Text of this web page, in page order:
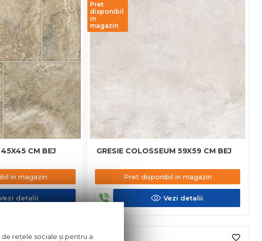
GRESIE GARDENA 45X45 CM BEJ
in magazin
detalii
Pret
disponibil
in
magazin
GRESIE COLOSSEUM 59X59 CM BEJ
Pret disponibil in magazin
Vezi detalii
in stoc
rețele sociale și pentru a